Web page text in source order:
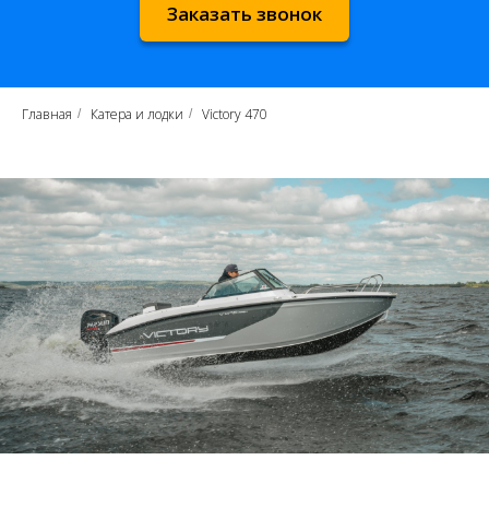
Заказать звонок
Главная / Катера и лодки / Victory 470